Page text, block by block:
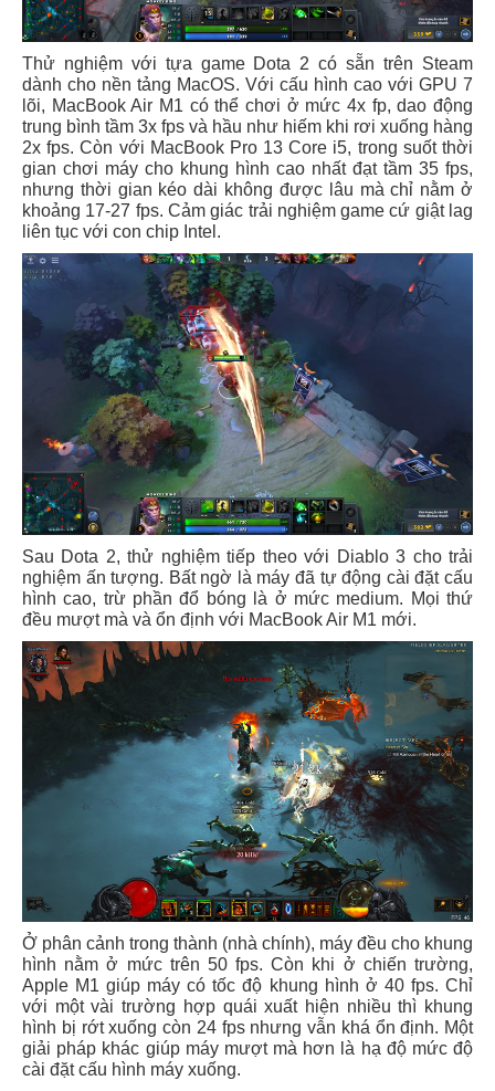
Thử nghiệm với tựa game Dota 2 có sẵn trên Steam
dành cho nền tảng MacOS. Với cấu hình cao với GPU 7
lõi, MacBook Air M1 có thể chơi ở mức 4x fp, dao động
trung bình tầm 3x fps và hầu như hiếm khi rơi xuống hàng
2x fps. Còn với MacBook Pro 13 Core i5, trong suốt thời
gian chơi máy cho khung hình cao nhất đạt tầm 35 fps,
nhưng thời gian kéo dài không được lâu mà chỉ nằm ở
khoảng 17-27 fps. Cảm giác trải nghiệm game cứ giật lag
liên tục với con chip Intel.
Sau Dota 2, thử nghiệm tiếp theo với Diablo 3 cho trải
nghiệm ấn tượng. Bất ngờ là máy đã tự động cài đặt cấu
hình cao, trừ phần đổ bóng là ở mức medium. Mọi thứ
đều mượt mà và ổn định với MacBook Air M1 mới.
Ở phân cảnh trong thành (nhà chính), máy đều cho khung
hình nằm ở mức trên 50 fps. Còn khi ở chiến trường,
Apple M1 giúp máy có tốc độ khung hình ở 40 fps. Chỉ
với một vài trường hợp quái xuất hiện nhiều thì khung
hình bị rớt xuống còn 24 fps nhưng vẫn khá ổn định. Một
giải pháp khác giúp máy mượt mà hơn là hạ độ mức độ
cài đặt cấu hình máy xuống.